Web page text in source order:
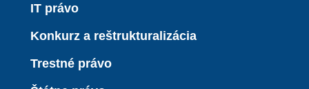
IT právo
Konkurz a reštrukturalizácia
Trestné právo